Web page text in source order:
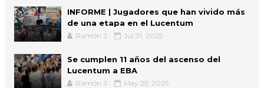
INFORME | Jugadores que han vivido más
de una etapa en el Lucentum
Ramón J. Jul 31, 2025
Se cumplen 11 años del ascenso del
Lucentum a EBA
Ramón J. May 25, 2025